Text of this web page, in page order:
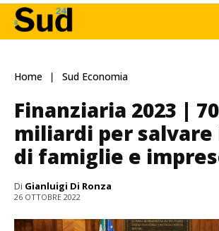
Home Sud Economia
Finanziaria 2023 | 70
miliardi per salvare
di famiglie e
Di Gianluigi Di Ronza
26 OTTOBRE 2022